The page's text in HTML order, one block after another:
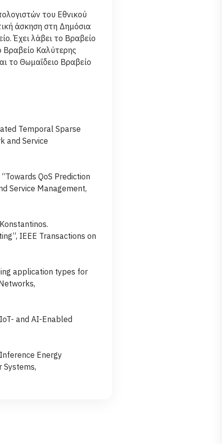
του Εθνικού
άσκηση στη Δημόσια
Έχει λάβει το Βραβείο
Βραβείο Καλύτερης
το Θωμαΐδειο Βραβείο
Temporal Sparse
and Service
QoS Prediction
Service Management,
IEEE Transactions on
application types for
and AI-Enabled
Energy
Systems,